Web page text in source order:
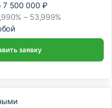
7 500 000 ₽
– 53,999%
заявку